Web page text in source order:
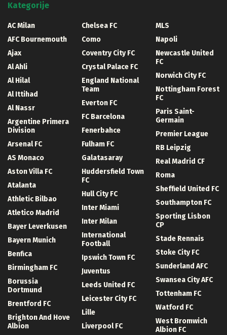
Kategorije
AC Milan
AFC Bournemouth
Ajax
Al Ahli
Al Hilal
Al Ittihad
Al Nassr
Argentine Primera
Division
Arsenal FC
AS Monaco
Aston Villa FC
Atalanta
Athletic Bilbao
Atletico Madrid
Bayer Leverkusen
Bayern Munich
Benfica
Birmingham FC
Borussia
Dortmund
Brentford FC
Brighton And Hove
Albion
Chelsea FC
Como
Coventry City FC
Crystal Palace FC
England National
Team
Everton FC
FC Barcelona
Fenerbahce
Fulham FC
Galatasaray
Huddersfield Town
FC
Hull City FC
Inter Miami
Inter Milan
International
Football
Ipswich Town FC
Juventus
Leeds United FC
Leicester City FC
Lille
Liverpool FC
MLS
Napoli
Newcastle United
FC
Norwich City FC
Nottingham Forest
FC
Paris Saint-
Germain
Premier League
RB Leipzig
Real Madrid CF
Roma
Sheffield United FC
Southampton FC
Sporting Lisbon
CP
Stade Rennais
Stoke City FC
Sunderland AFC
Swansea City AFC
Tottenham FC
Watford FC
West Bromwich
Albion FC